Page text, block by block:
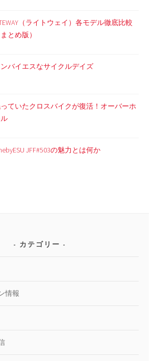
（ライトウェイ）各モデル徹底比較
まとめ版）
バイエスなサイクルデイズ
ていたクロスバイクが復活！オーバーホ
JFF#503の魅力とは何か
カテゴリー
情報